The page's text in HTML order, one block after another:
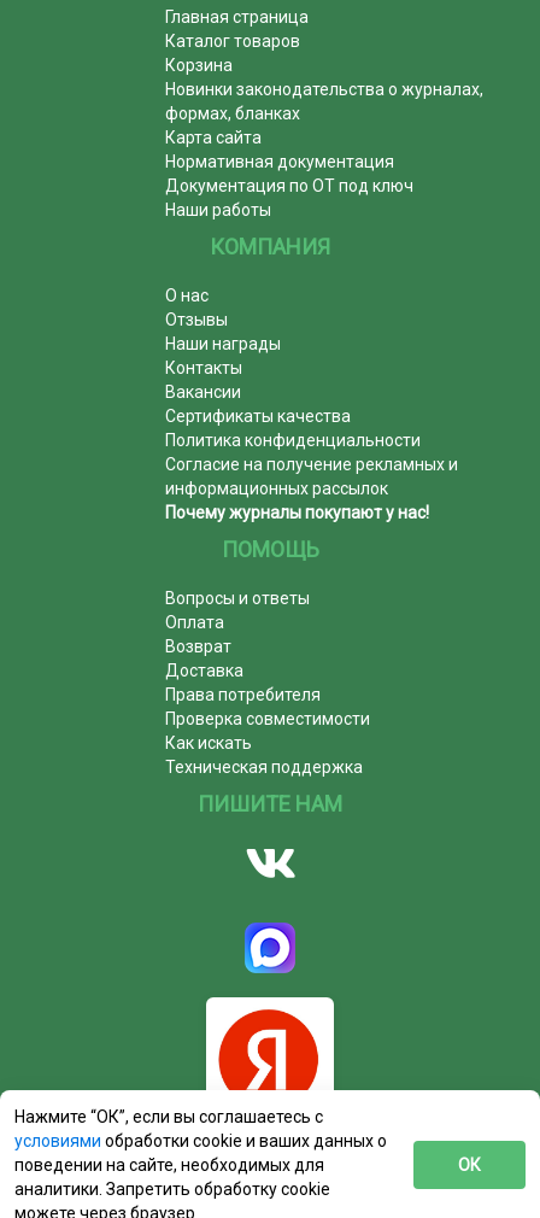
Главная страница
Каталог товаров
Корзина
Новинки законодательства о журналах,
формах, бланках
Карта сайта
Нормативная документация
Документация по ОТ под ключ
Наши работы
КОМПАНИЯ
О нас
Отзывы
Наши награды
Контакты
Вакансии
Сертификаты качества
Политика конфиденциальности
Согласие на получение рекламных и
информационных рассылок
Почему журналы покупают у нас!
ПОМОЩЬ
Вопросы и ответы
Оплата
Возврат
Доставка
Права потребителя
Проверка совместимости
Как искать
Техническая поддержка
ПИШИТЕ НАМ
Нажмите “ОК”, если вы соглашаетесь с
условиями обработки cookie и ваших данных о
поведении на сайте, необходимых для
аналитики. Запретить обработку cookie
можете через браузер
ОК